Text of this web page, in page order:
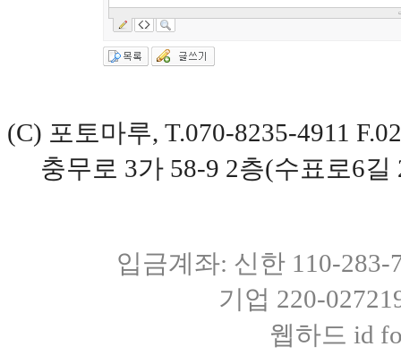
(C) 포토마루, T.070-8235-4911
충무로 3가 58-9 2층(수표로6
입금계좌: 신한 110-
기업 220-
웹하드 id